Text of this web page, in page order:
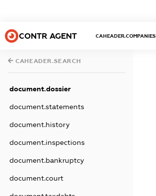
CONTR AGENT CAHEADER.COMPANIES
CAHEADER.SEARCH
document.dossier
document.statements
document.history
document.inspections
document.bankruptcy
document.court